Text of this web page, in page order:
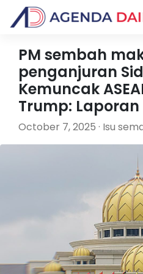
PM sembah
penganjuran
Kemuncak
Trump: Laporan
October 7, 2025 · Isu